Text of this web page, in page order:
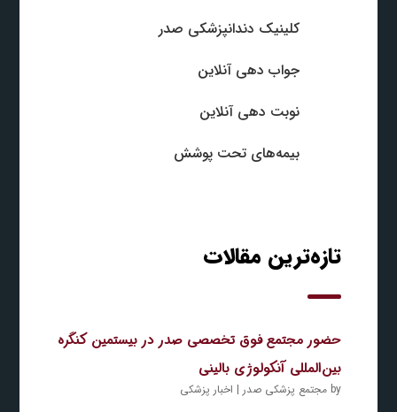
کلینیک دندانپزشکی صدر
جواب‌ دهی آنلاین
نوبت‌ دهی آنلاین
بیمه‌های تحت پوشش
تازه‌ترین مقالات
حضور مجتمع فوق تخصصی صدر در بیستمین کنگره
بین‌المللی آنکولوژی بالینی
by مجتمع پزشکی صدر| اخبار پزشکی